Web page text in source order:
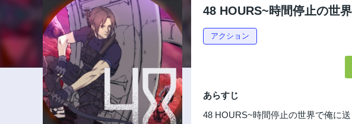
48 HOURS~時間停止の世
アクション
あらすじ
48 HOURS~時間停止の世界で俺に